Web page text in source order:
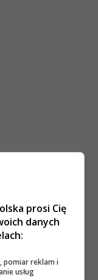
prosi Cię
danych
pomiar reklam i
usług